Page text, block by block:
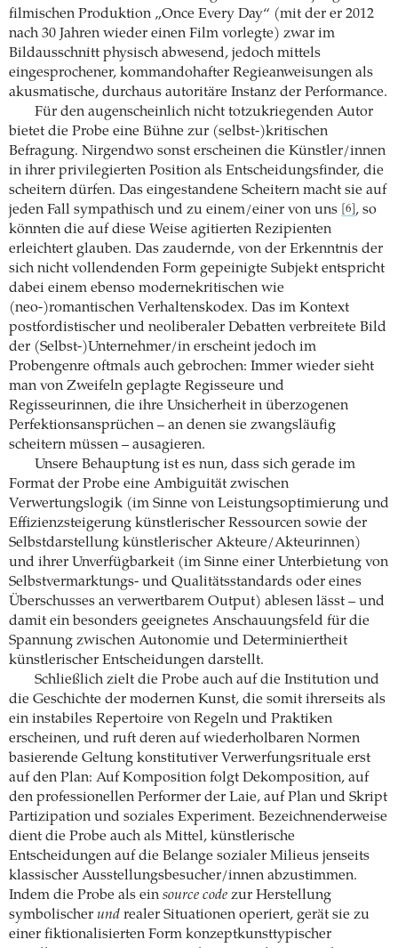
filmischen Produktion „Once Every Day“ (mit der er 2012
nach 30 Jahren wieder einen Film vorlegte) zwar im
Bildausschnitt physisch abwesend, jedoch mittels
eingesprochener, kommandohafter Regieanweisungen als
akusmatische, durchaus autoritäre Instanz der Performance.
Für den augenscheinlich nicht totzukriegenden Autor
bietet die Probe eine Bühne zur (selbst-)kritischen
Befragung. Nirgendwo sonst erscheinen die Künstler/innen
in ihrer privilegierten Position als Entscheidungsfinder, die
scheitern dürfen. Das eingestandene Scheitern macht sie auf
jeden Fall sympathisch und zu einem/einer von uns
[6] , so
könnten die auf diese Weise agitierten Rezipienten
erleichtert glauben. Das zaudernde, von der Erkenntnis der
sich nicht vollendenden Form gepeinigte Subjekt entspricht
dabei einem ebenso modernekritischen wie
(neo-)romantischen Verhaltenskodex. Das im Kontext
postfordistischer und neoliberaler Debatten verbreitete Bild
der (Selbst-)Unternehmer/in erscheint jedoch im
Probengenre oftmals auch gebrochen: Immer wieder sieht
man von Zweifeln geplagte Regisseure und
Regisseurinnen, die ihre Unsicherheit in überzogenen
Perfektionsansprüchen – an denen sie zwangsläufig
scheitern müssen – ausagieren.
Unsere Behauptung ist es nun, dass sich gerade im
Format der Probe eine Ambiguität zwischen
Verwertungslogik (im Sinne von Leistungsoptimierung und
Effizienzsteigerung künstlerischer Ressourcen sowie der
Selbstdarstellung künstlerischer Akteure/Akteurinnen)
und ihrer Unverfügbarkeit (im Sinne einer Unterbietung von
Selbstvermarktungs- und Qualitätsstandards oder eines
Überschusses an verwertbarem Output) ablesen lässt – und
damit ein besonders geeignetes Anschauungsfeld für die
Spannung zwischen Autonomie und Determiniertheit
künstlerischer Entscheidungen darstellt.
Schließlich zielt die Probe auch auf die Institution und
die Geschichte der modernen Kunst, die somit ihrerseits als
ein instabiles Repertoire von Regeln und Praktiken
erscheinen, und ruft deren auf wiederholbaren Normen
basierende Geltung konstitutiver Verwerfungsrituale erst
auf den Plan: Auf Komposition folgt Dekomposition, auf
den professionellen Performer der Laie, auf Plan und Skript
Partizipation und soziales Experiment. Bezeichnenderweise
dient die Probe auch als Mittel, künstlerische
Entscheidungen auf die Belange sozialer Milieus jenseits
klassischer Ausstellungsbesucher/innen abzustimmen.
Indem die Probe als ein source code zur Herstellung
symbolischer und realer Situationen operiert, gerät sie zu
einer fiktionalisierten Form konzeptkunsttypischer